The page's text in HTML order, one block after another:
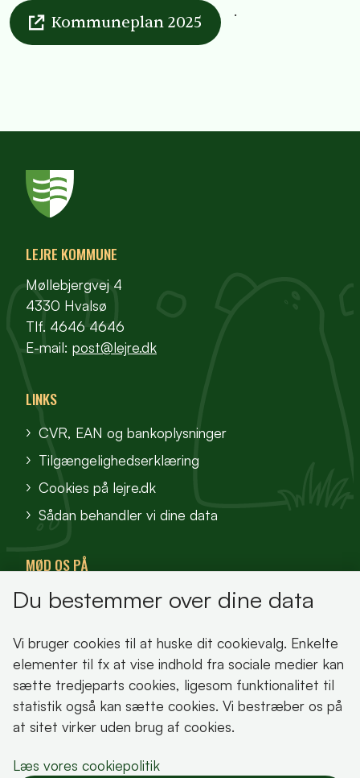
Kommuneplan 2025
.
LEJRE KOMMUNE
Møllebjergvej 4
4330 Hvalsø
Tlf. 4646 4646
E-mail: post@lejre.dk
LINKS
CVR, EAN og bankoplysninger
Tilgængelighedserklæring
Cookies på lejre.dk
Sådan behandler vi dine data
MØD OS PÅ
VisitFjordlandet
Oplev Lejre
Du bestemmer over dine data
Vi bruger cookies til at huske dit cookievalg. Enkelte
elementer til fx at vise indhold fra sociale medier kan
sætte tredjeparts cookies, ligesom funktionalitet til
statistik også kan sætte cookies. Vi bestræber os på
at sitet virker uden brug af cookies.
Læs vores cookiepolitik